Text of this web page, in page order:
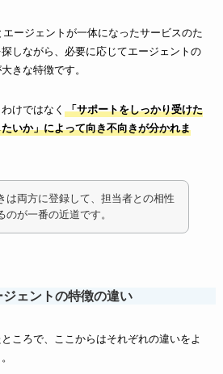
ージェントが一体になったサービスのた
しながら、必要に応じてエージェントの
きな特徴です。
けではなく 「サポートをしっかり受けた
いか」によって向き不向きが分かれま
は両方に登録して、担当者との相性
のが一番の近道です。
ェントの特徴の違い
ころで、ここからはそれぞれの違いをよ